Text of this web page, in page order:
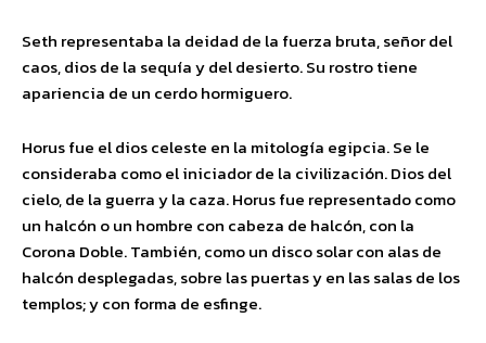
Seth representaba la deidad de la fuerza bruta, señor del
caos, dios de la sequía y del desierto. Su rostro tiene
apariencia de un cerdo hormiguero.
Horus fue el dios celeste en la mitología egipcia. Se le
consideraba como el iniciador de la civilización. Dios del
cielo, de la guerra y la caza. Horus fue representado como
un halcón o un hombre con cabeza de halcón, con la
Corona Doble. También, como un disco solar con alas de
halcón desplegadas, sobre las puertas y en las salas de los
templos; y con forma de esfinge.